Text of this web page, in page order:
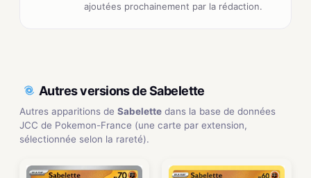
ajoutées prochainement par la rédaction.
Autres versions de Sabelette
Autres apparitions de Sabelette dans la base de données
JCC de Pokemon-France (une carte par extension,
sélectionnée selon la rareté).